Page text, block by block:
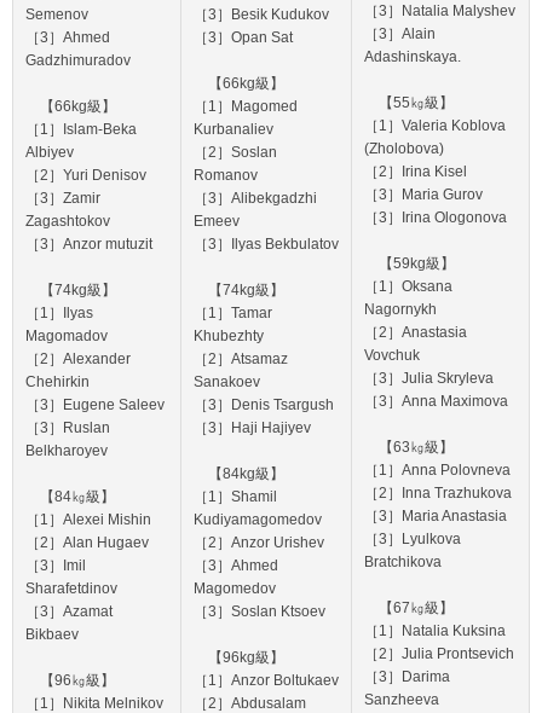
Semenov
［3］Ahmed
Gadzhimuradov
【66kg級】
［1］Islam-Beka
Albiyev
［2］Yuri Denisov
［3］Zamir
Zagashtokov
［3］Anzor mutuzit
【74kg級】
［1］Ilyas
Magomadov
［2］Alexander
Chehirkin
［3］Eugene Saleev
［3］Ruslan
Belkharoyev
【84㎏級】
［1］Alexei Mishin
［2］Alan Hugaev
［3］Imil
Sharafetdinov
［3］Azamat
Bikbaev
【96㎏級】
［1］Nikita Melnikov
［3］Besik Kudukov
［3］Opan Sat
【66kg級】
［1］Magomed
Kurbanaliev
［2］Soslan
Romanov
［3］Alibekgadzhi
Emeev
［3］Ilyas Bekbulatov
【74kg級】
［1］Tamar
Khubezhty
［2］Atsamaz
Sanakoev
［3］Denis Tsargush
［3］Haji Hajiyev
【84kg級】
［1］Shamil
Kudiyamagomedov
［2］Anzor Urishev
［3］Ahmed
Magomedov
［3］Soslan Ktsoev
【96kg級】
［1］Anzor Boltukaev
［2］Abdusalam
［3］Natalia Malyshev
［3］Alain
Adashinskaya.
【55㎏級】
［1］Valeria Koblova
(Zholobova)
［2］Irina Kisel
［3］Maria Gurov
［3］Irina Ologonova
【59kg級】
［1］Oksana
Nagornykh
［2］Anastasia
Vovchuk
［3］Julia Skryleva
［3］Anna Maximova
【63㎏級】
［1］Anna Polovneva
［2］Inna Trazhukova
［3］Maria Anastasia
［3］Lyulkova
Bratchikova
【67㎏級】
［1］Natalia Kuksina
［2］Julia Prontsevich
［3］Darima
Sanzheeva